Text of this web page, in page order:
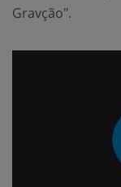
Gravção".